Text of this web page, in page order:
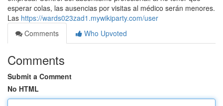
esperar colas, las ausencias por visitas al médico serán menores.
Las https://wards023zad1.mywikiparty.com/user
Comments
Who Upvoted
Comments
Submit a Comment
No HTML